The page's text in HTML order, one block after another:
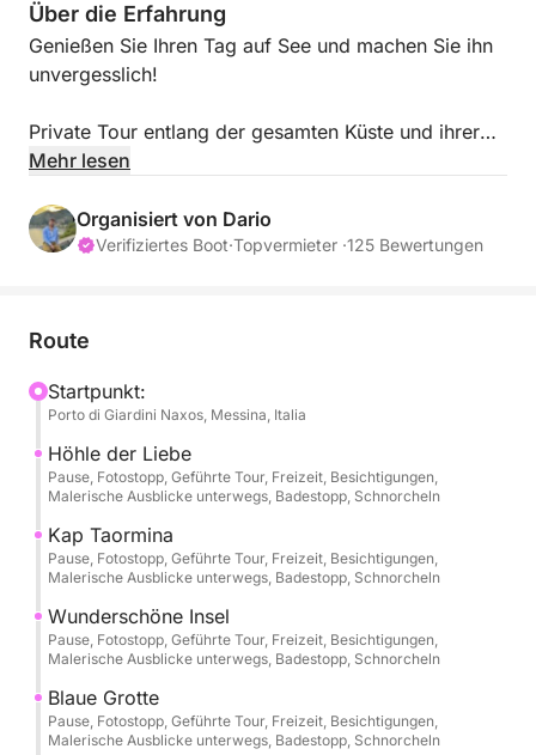
Über die Erfahrung
Genießen Sie Ihren Tag auf See und machen Sie ihn
unvergesslich!
Private Tour entlang der gesamten Küste und ihrer
Höhlen. Sie haben die Möglichkeit, die
Taormina in absoluter Privatsphäre zu genießen.
Atmosphäre, die Ihr Erlebnis an Bord unvergesslich
macht. Bewundern Sie die Küste aus einer
einzigartigen Perspektive, die durch den Blick auf
den Ätna noch eindrucksvoller wird.
Während der Kreuzfahrt entdecken Sie die
faszinierendsten Sehenswürdigkeiten der Küste von
Taormina: die Grotta dell'Amore, Capo Taormina,
Isola Bella, die Blaue Grotte und die Bucht von
Mazzarò.
Sie können selbst entscheiden, wo Sie für ca. 1
Stunde anhalten möchten, um zu entspannen, im
Mehr lesen
Organisiert von Dario
Verifiziertes Boot·Topvermieter ·125 Bewertungen
Route
Startpunkt:
Porto di Giardini Naxos, Messina, Italia
Höhle der Liebe
Pause, Fotostopp, Geführte Tour, Freizeit, Besichtigungen,
Malerische Ausblicke unterwegs, Badestopp, Schnorcheln
Kap Taormina
Pause, Fotostopp, Geführte Tour, Freizeit, Besichtigungen,
Malerische Ausblicke unterwegs, Badestopp, Schnorcheln
Wunderschöne Insel
Pause, Fotostopp, Geführte Tour, Freizeit, Besichtigungen,
Malerische Ausblicke unterwegs, Badestopp, Schnorcheln
Blaue Grotte
Pause, Fotostopp, Geführte Tour, Freizeit, Besichtigungen,
Malerische Ausblicke unterwegs, Badestopp, Schnorcheln